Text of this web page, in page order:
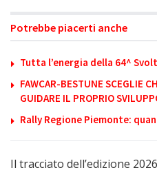
Potrebbe piacerti anche
Tutta l’energia della 64^
FAWCAR-BESTUNE SCEGLIE
GUIDARE IL PROPRIO
Rally Regione Piemonte:
Il tracciato dell’edizione